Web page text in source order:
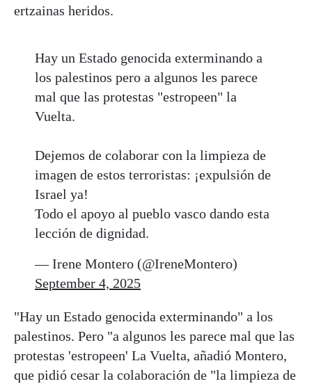
ertzainas heridos.
Hay un Estado genocida exterminando a
los palestinos pero a algunos les parece
mal que las protestas "estropeen" la
Vuelta.
Dejemos de colaborar con la limpieza de
imagen de estos terroristas: ¡expulsión de
Israel ya!
Todo el apoyo al pueblo vasco dando esta
lección de dignidad.
— Irene Montero (@IreneMontero)
September 4, 2025
"Hay un Estado genocida exterminando" a los
palestinos. Pero "a algunos les parece mal que las
protestas 'estropeen' La Vuelta, añadió Montero,
que pidió cesar la colaboración de "la limpieza de